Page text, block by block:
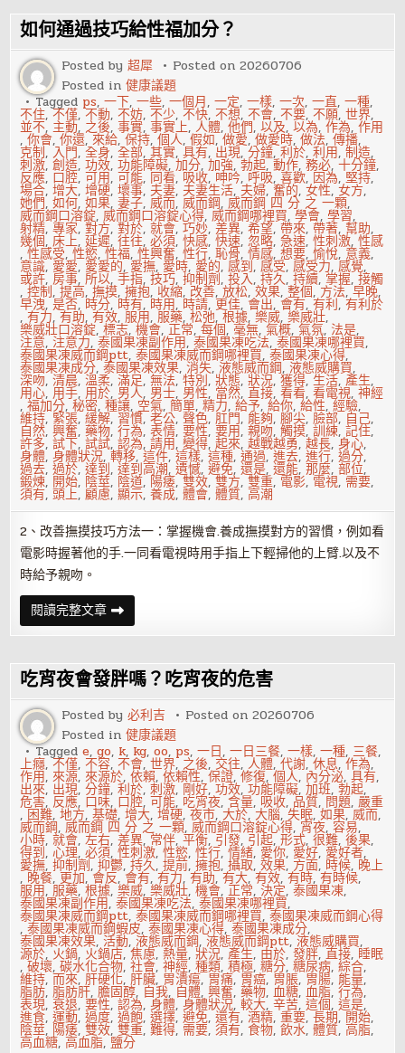
不
一
定
就
是
攝
護
腺
發
炎
如何通過技巧給性福加分？
Posted by超犀 Posted on20260706
Posted in健康議題
Tagged ps,一下,一些,一個月,一定,一樣,一次,一直,一種,
不住,不僅,不動,不妨,不少,不快,不想,不會,不要,不願,世界,
並不,主動, 之後,事實,事實上,人體,他們,以及,以為,作為,作用
,你會,你還,來給,保持,個人,假如,做愛,做愛時,做法,傳播,
克制,入門,全身,全部,其實,具有, 出現,分鐘,利於,利用,制造,
刺激,創造,功效,功能障礙,加分,加強,勃起,動作,務必,十分鐘,
反應, 口腔,可用,可能, 同看, 吸收, 呻吟, 呼吸,喜歡, 因為,堅持,
場合,增大,增硬,壞事, 夫妻, 夫妻生活, 夫婦,奮的,女性,女方,
她們,如何,如果,妻子,威而,威而鋼,威而鋼 四 分 之 一顆,
威而鋼口溶錠,威而鋼口溶錠心得,威而鋼哪裡買,學會,學習,
射精,專家,對方,對於,就會,巧妙,差異,希望,帶來,帶著,幫助,
幾個,床上,延遲,往往,必須,快感,快速,忽略,急速,性刺激,性感
,性感受,性慾,性福,性興奮,性行,恥骨,情感,想要,愉悅, 意義,
意識, 愛愛, 愛愛的, 愛撫, 愛時, 愛的,感到,感受,感受力,感覺,
或許,房事,所以,手指,技巧,抑制劑,投入,持久,持續,掌握,接觸
,控制,提高,撫摸,擁抱, 收縮, 改善,放松,效果,整個, 方法,早晚,
早洩,是否, 時分, 時有, 時用, 時請, 更佳, 會出, 會有,有利,有利於
,有力,有助,有效,服用,服藥,松弛,根據,樂威,樂威壯,
樂威壯口溶錠,標志,機會,正常,每個,毫無,氣概,氣氛, 法是,
注意, 注意力,泰國果凍副作用,泰國果凍吃法,泰國果凍哪裡買,
泰國果凍威而鋼ptt,泰國果凍威而鋼哪裡買,泰國果凍心得,
泰國果凍成分,泰國果凍效果,消失,液態威而鋼,液態威購買,
深吻,清晨,溫柔,滿足,無法,特別,狀態,狀況,獲得,生活,產生,
用心, 用手, 用於, 男人, 男士, 男性, 當然,直接,看看,看電視,神經
,福加分,秘密,種讓, 空氣,簡單,精力,給予,給你,給性,經驗,
維持, 緊張,緩解, 習慣,老公,聲色,肛門, 能夠,腳尖,臉部, 自己,
自然,興奮,藥物,行為,表情,要性,要用,親吻,觸摸,訓練,記住,
許多,試下,試試,認為,請用,變得,起來,越戰越勇,越長,身心,
身體,身體狀況,轉移,這件,這樣,這種,通過,進去,進行,過分,
過去,過於,達到,達到高潮,遺憾,避免,還是,還能,那麼,部位,
鍛煉, 開始, 陰莖, 陰道, 陽痿,雙效,雙方,雙重, 電影, 電視, 需要,
須有,頭上,顧慮,顯示,養成,體會,體質,高潮
2、改善撫摸技巧方法一：掌握機會.養成撫摸對方的習慣，例如看
電影時握著他的手.一同看電視時用手指上下輕掃他的上臂.以及不
時給予親吻。
閱讀完整文章如
何
通
技
巧
給
性
福
加
分？
吃宵夜會發胖嗎？吃宵夜的危害
Posted by必利吉 Posted on20260706
Posted in健康議題
Taggede,go, k, kg,oo, ps,一日,一日三餐,一樣,一種, 三餐,
上癮,不僅,不容,不會,世界, 之後, 交往,人體,代謝,休息,作為,
作用,來源,來源於,依賴,依賴性,保證,修復,個人, 內分泌,具有,
出來, 出現,分鐘,利於,刺激, 剛好,功效,功能障礙,加班,勃起,
危害, 反應, 口味, 口腔,可能, 吃宵夜,含量, 吸收, 品質, 問題,嚴重
, 困難,地方,基礎,增大,增硬,夜市,大於,大腦,失眠,如果,威而,
威而鋼,威而鋼 四 分 之 一顆,威而鋼口溶錠心得, 宵夜,容易,
小時,就會,左右,差異, 常伴,平衡, 引發, 引起,形式,很難,後果,
得到,心理,必須,性刺激,性慾,性行,情緒, 愛你, 愛好, 愛好者,
愛撫,抑制劑,抑鬱,持久,提前,擁抱,攝取,效果, 方面, 時候, 晚上
, 晚餐, 更加, 會反, 會有,有力,有助,有大,有效,有時,有時候,
服用,服藥,根據,樂威,樂威壯,機會,正常,決定,泰國果凍,
泰國果凍副作用,泰國果凍吃法,泰國果凍哪裡買,
泰國果凍威而鋼ptt,泰國果凍威而鋼哪裡買,泰國果凍威而鋼心得
,泰國果凍威而鋼蝦皮,泰國果凍心得,泰國果凍成分,
泰國果凍效果,活動,液態威而鋼,液態威而鋼ptt,液態威購買,
源於, 火鍋, 火鍋店,焦慮,熱量,狀況,產生, 由於,發胖,直接, 睡眠
,破壞,碳水化合物,社會,神經,種類,積極,糖分,糖尿病,綜合,
維持,而來,肝硬化,肝臟, 胃潰瘍, 胃痛, 胃癌, 胃脹, 胃腸, 能量,
脂肪,脂肪肝,膽固醇, 自我, 自體,興奮,藥物,血糖,血脂,行為,
表現,衰退,要性,認為,身體,身體狀況,較大,辛苦,這個,這是,
進食,運動,過度,過飽,選擇,避免,還有,酒精,重要,長期, 開始,
陰莖, 陽痿,雙效,雙重,難得, 需要,須有,食物,飲水,體質,高脂,
高血糖,高血脂, 鹽分